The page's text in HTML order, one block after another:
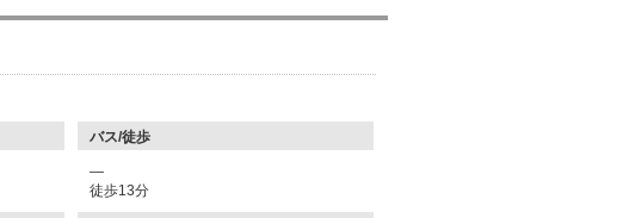
バス/徒歩
―
徒歩13分